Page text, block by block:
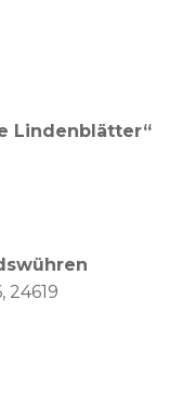
Lindenblätter“
24619